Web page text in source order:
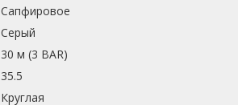
Сапфировое
Серый
30 м (3 BAR)
35.5
Круглая